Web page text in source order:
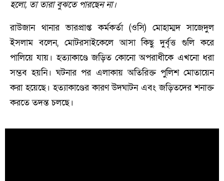
হলো, তা তারা বুঝতে পারছেন না।
রাউজান থানার ভারপ্রাপ্ত কর্মকর্তা (ওসি) মোহাম্মদ সাজেদুল
ইসলাম বলেন, মোটরসাইকেলে আসা কিছু দুর্বৃত্ত গুলি করে
পালিয়ে যায়। হত্যাকাণ্ডে জড়িত কোনো অপরাধীকে এখনো ধরা
সম্ভব হয়নি। ঘটনার পর এলাকায় অতিরিক্ত পুলিশ মোতায়েন
করা হয়েছে। হত্যাকাণ্ডের কারণ উদঘাটন এবং জড়িতদের শনাক্ত
করতে তদন্ত চলছে।